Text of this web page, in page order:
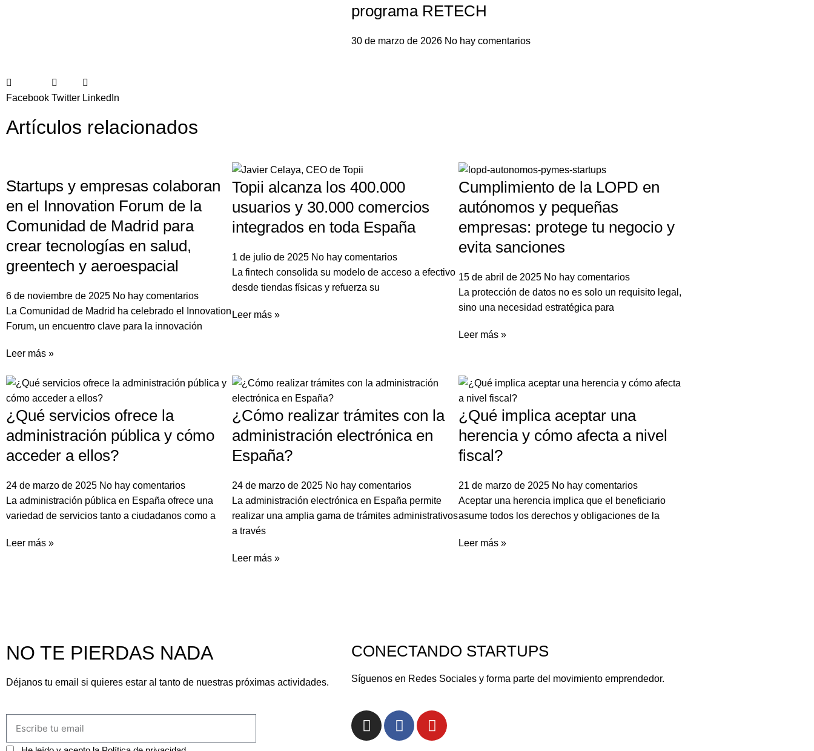
programa RETECH
30 de marzo de 2026 No hay comentarios
Facebook Twitter LinkedIn
Artículos relacionados
Startups y empresas colaboran
en el Innovation Forum de la
Comunidad de Madrid para
crear tecnologías en salud,
greentech y aeroespacial
6 de noviembre de 2025 No hay comentarios
La Comunidad de Madrid ha celebrado el Innovation
Forum, un encuentro clave para la innovación
Leer más »
Topii alcanza los 400.000
usuarios y 30.000 comercios
integrados en toda España
1 de julio de 2025 No hay comentarios
La fintech consolida su modelo de acceso a efectivo
desde tiendas físicas y refuerza su
Leer más »
Cumplimiento de la LOPD en
autónomos y pequeñas
empresas: protege tu negocio y
evita sanciones
15 de abril de 2025 No hay comentarios
La protección de datos no es solo un requisito legal,
sino una necesidad estratégica para
Leer más »
¿Qué servicios ofrece la
administración pública y cómo
acceder a ellos?
24 de marzo de 2025 No hay comentarios
La administración pública en España ofrece una
variedad de servicios tanto a ciudadanos como a
Leer más »
¿Cómo realizar trámites con la
administración electrónica en
España?
24 de marzo de 2025 No hay comentarios
La administración electrónica en España permite
realizar una amplia gama de trámites administrativos
a través
Leer más »
¿Qué implica aceptar una
herencia y cómo afecta a nivel
fiscal?
21 de marzo de 2025 No hay comentarios
Aceptar una herencia implica que el beneficiario
asume todos los derechos y obligaciones de la
Leer más »
NO TE PIERDAS NADA
Déjanos tu email si quieres estar al tanto de nuestras próximas actividades.
CONECTANDO STARTUPS
Síguenos en Redes Sociales y forma parte del movimiento emprendedor.